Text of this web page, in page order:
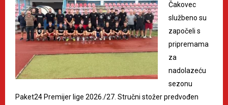
Čakovec
službeno su
započeli s
pripremama
za
nadolazeću
sezonu
Paket24 Premijer lige 2026./27. Stručni stožer predvođen